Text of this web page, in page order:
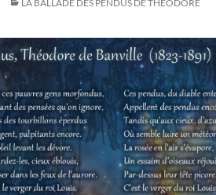
LA BALLADE DES PENDUS DE THÉODORE